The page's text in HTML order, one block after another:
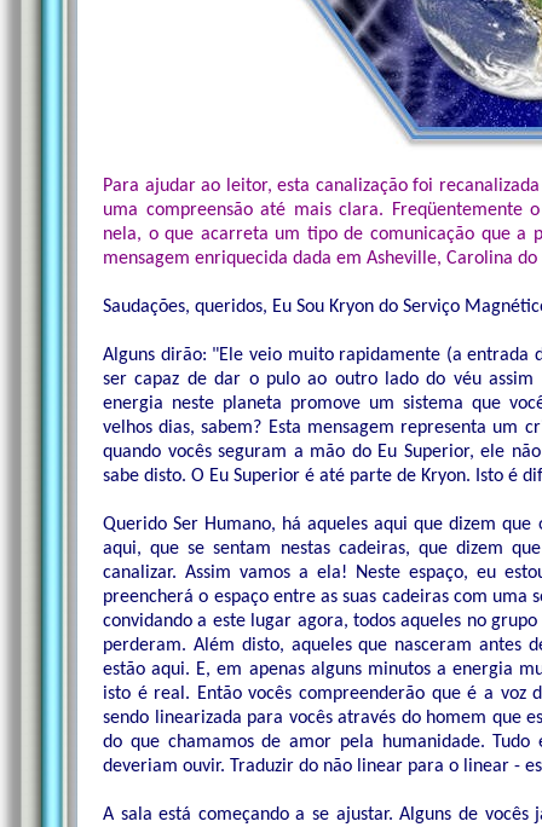
Para ajudar ao leitor, esta canalização foi
uma compreensão até mais clara. Freqüentemente
nela, o que acarreta um tipo de comunicação que a
mensagem enriquecida dada em Asheville, Carolina
Saudações, queridos, Eu Sou Kryon do Serviço
Alguns dirão: "Ele veio muito rapidamente (a entrada
ser capaz de dar o pulo ao outro lado do véu assim
energia neste planeta promove um sistema que
velhos dias, sabem? Esta mensagem representa um
quando vocês seguram a mão do Eu Superior, ele
sabe disto. O Eu Superior é até parte de Kryon. Isto é
Querido Ser Humano, há aqueles aqui que dizem
aqui, que se sentam nestas cadeiras, que dizem
canalizar. Assim vamos a ela! Neste espaço, eu
preencherá o espaço entre as suas cadeiras com uma
convidando a este lugar agora, todos aqueles no
perderam. Além disto, aqueles que nasceram antes
estão aqui. E, em apenas alguns minutos a energia
isto é real. Então vocês compreenderão que é a
sendo linearizada para vocês através do homem que
do que chamamos de amor pela humanidade.
deveriam ouvir. Traduzir do não linear para o linear -
A sala está começando a se ajustar. Alguns de